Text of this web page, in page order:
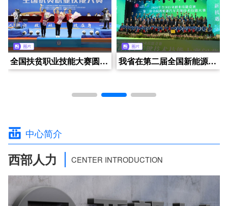
全国扶贫职业技能大赛圆满落幕 四川选手载誉而归 我省在第二届全国新能源汽车关键技术技能大赛上再创佳绩
四川西部人力资源开发中心2025年技能人才评价（日常）工作快讯（2025年1月第3周） 四川西部人力资源开发中心2025年技能人才评价（日常）工作快讯（2025年1月第1周）
成都市温江区聚鼎教育培训学校有限公司 四川省三益康养服务有限公司
中心简介
西部人力 CENTER INTRODUCTION